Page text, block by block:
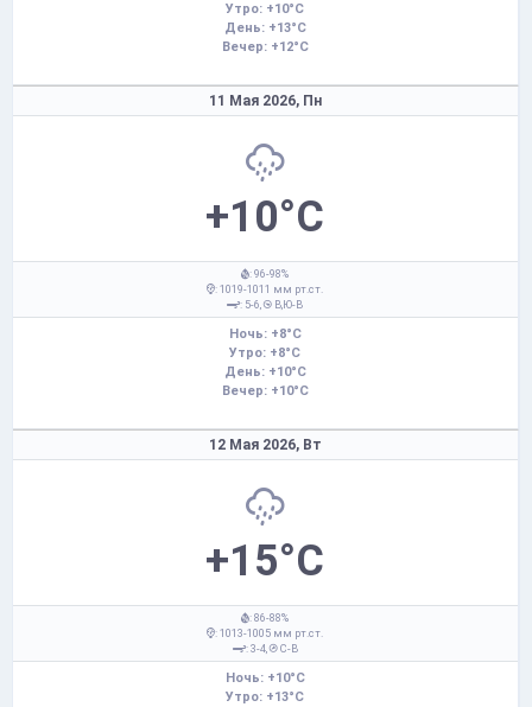
Утро: +10°C
День: +13°C
Вечер: +12°C
11 Мая 2026, Пн
+10°C
: 96-98%
: 1019-1011 мм рт.ст.
: 5-6,
В,Ю-В
Ночь: +8°C
Утро: +8°C
День: +10°C
Вечер: +10°C
12 Мая 2026, Вт
+15°C
: 86-88%
: 1013-1005 мм рт.ст.
: 3-4,
С-В
Ночь: +10°C
Утро: +13°C